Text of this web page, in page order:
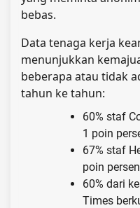
bebas.
Data tenaga kerja
menunjukkan
beberapa atau tidak
tahun ke tahun:
60% staf
1 poin
67% staf
poin
60% dari
Times